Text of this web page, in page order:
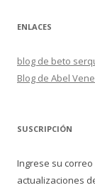
ENLACES
blog de beto
Blog de Abel
SUSCRIPCIÓN
Ingrese su
actualizaciones